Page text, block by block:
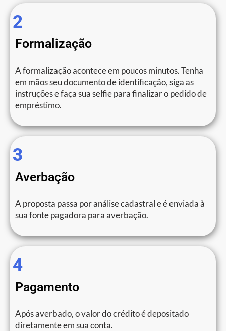
2
Formalização
A formalização acontece em poucos minutos. Tenha
em mãos seu documento de identificação, siga as
instruções e faça sua selfie para finalizar o pedido de
empréstimo.
3
Averbação
A proposta passa por análise cadastral e é enviada à
sua fonte pagadora para averbação.
4
Pagamento
Após averbado, o valor do crédito é depositado
diretamente em sua conta.